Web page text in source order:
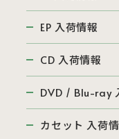
EP 入荷情報
CD 入荷情報
DVD / Blu-ray
カセット 入荷